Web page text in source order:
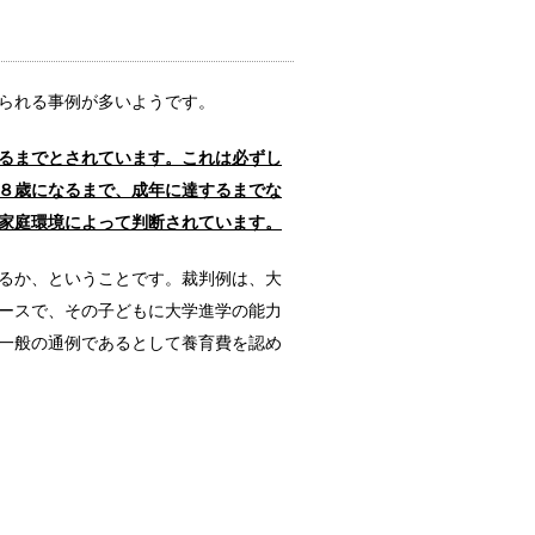
も多くなりま...
いといけないの？
ないという人...
向にありま...
れる事例が多いようです。
までとされています。これは必ずし
歳になるまで、成年に達するまでな
環境によって判断されています。
か、ということです。裁判例は、大
スで、その子どもに大学進学の能力
般の通例であるとして養育費を認め